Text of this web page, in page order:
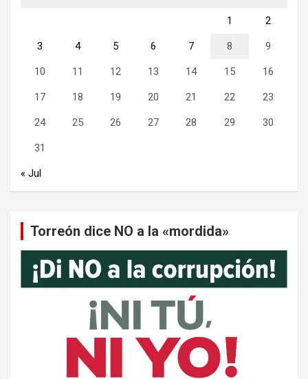
1 2
3 4 5 6 7 8 9
10 11 12 13 14 15 16
17 18 19 20 21 22 23
24 25 26 27 28 29 30
31
« Jul
Torreón dice NO a la «mordida»